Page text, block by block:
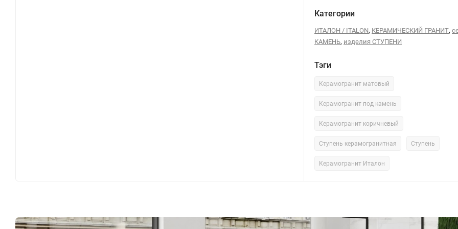
Категории
ИТАЛОН / ITALON, КЕРАМИЧЕСКИЙ ГРАНИТ,
КАМЕНЬ, изделия СТУПЕНИ
Тэги
Керамогранит матовый
Керамогранит под камень
Керамогранит коричневый
Ступень керамогранитная Ступень
Керамогранит Италон